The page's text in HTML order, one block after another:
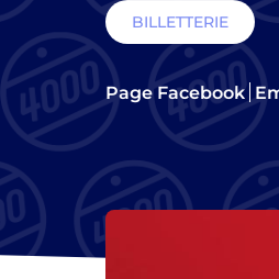
BILLETTERIE
Page Facebook